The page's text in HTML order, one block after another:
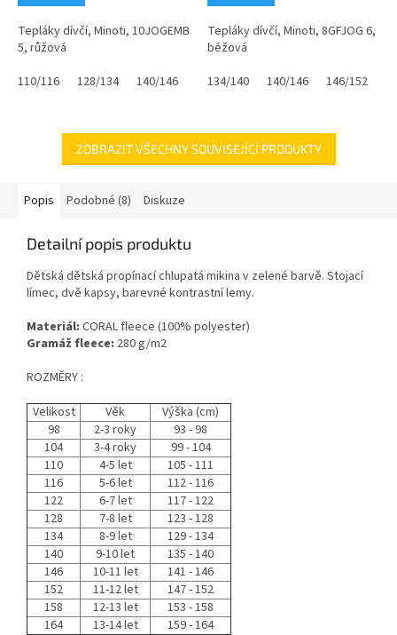
Tepláky dívčí, Minoti, 10JOGEMB
5, růžová
110/116
128/134 140/146 158/164
Tepláky dívčí, Minoti, 8GFJOG 6,
béžová
134/140
140/146 146/152
ZOBRAZIT VŠECHNY SOUVISEJÍCÍ PRODUKTY
Popis Podobné (8) Diskuze
Detailní popis produktu
Dětská dětská propínací chlupatá mikina v zelené barvě. Stojací
límec, dvě kapsy, barevné kontrastní lemy.
Materiál: CORAL fleece (100% polyester)
Gramáž fleece: 280 g/m2
ROZMĚRY :
Velikost
Věk
Výška (cm)
98
2-3 roky
93 - 98
104
3-4 roky
99 - 104
110
4-5 let
105 - 111
116
5-6 let
112 - 116
122
6-7 let
117 - 122
128
7-8 let
123 - 128
134
8-9 let
129 - 134
140
9-10 let
135 - 140
146
10-11 let
141 - 146
152
11-12 let
147 - 152
158
12-13 let
153 - 158
164
13-14 let 159 - 164